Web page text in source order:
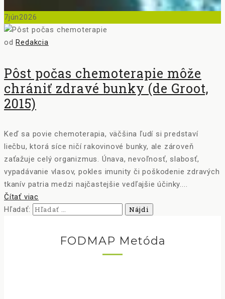
7jún2026
od Redakcia
Pôst počas chemoterapie môže
chrániť zdravé bunky (de Groot,
2015)
Keď sa povie chemoterapia, väčšina ľudí si predstaví
liečbu, ktorá síce ničí rakovinové bunky, ale zároveň
zaťažuje celý organizmus. Únava, nevoľnosť, slabosť,
vypadávanie vlasov, pokles imunity či poškodenie zdravých
tkanív patria medzi najčastejšie vedľajšie účinky....
Čítať viac
Hľadať:
FODMAP Metóda